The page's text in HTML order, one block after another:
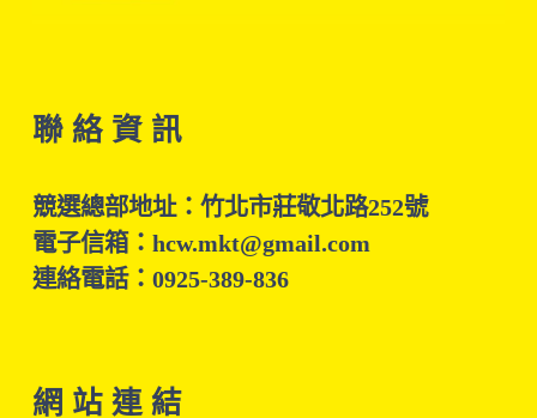
聯 絡 資 訊
競選總部地址：竹北市莊敬北路252號
電子信箱：hcw.mkt@gmail.com
連絡電話：0925-389-836
網 站 連 結